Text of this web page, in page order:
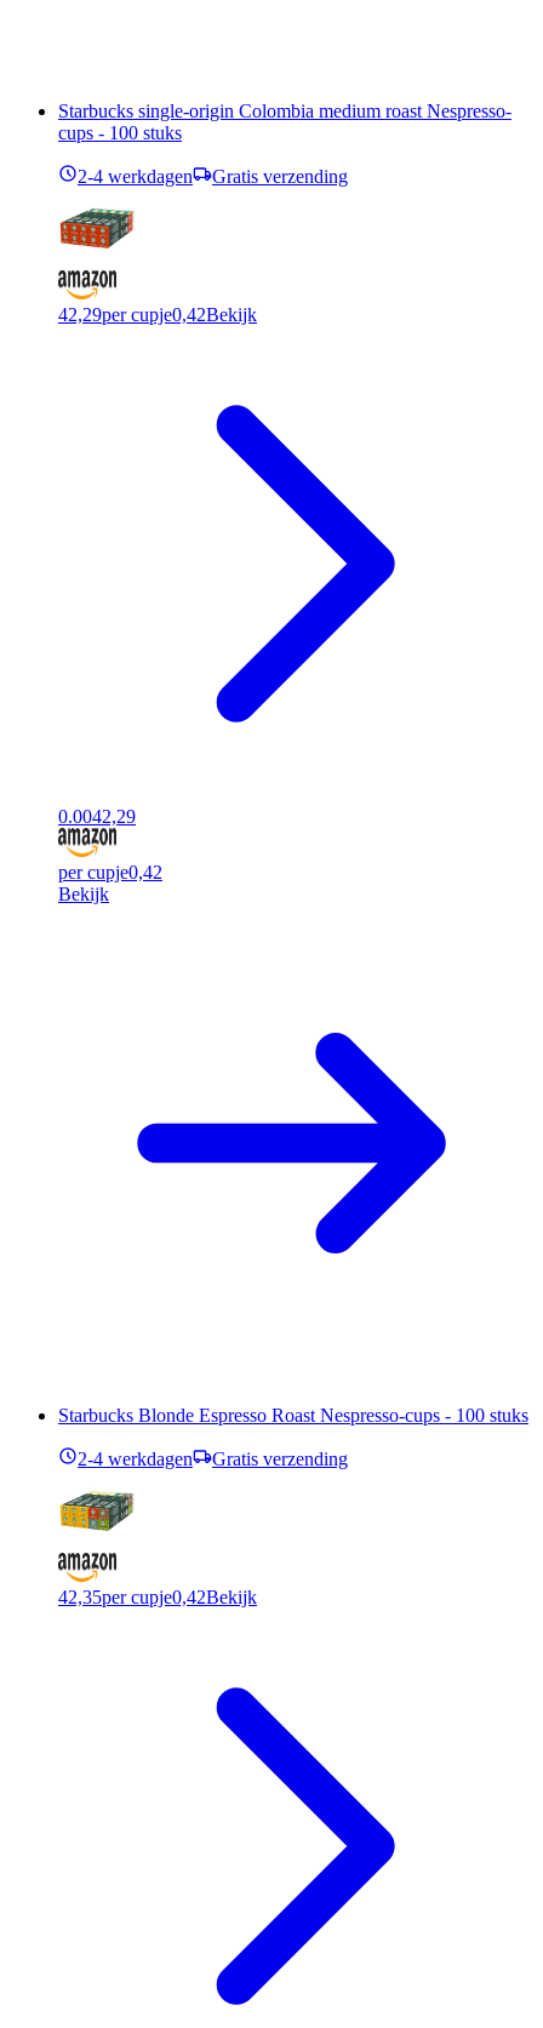
Starbucks single-origin Colombia medium roast Nespresso-
cups - 100 stuks
2-4 werkdagen Gratis verzending
42,29per cupje0,42Bekijk
0.0042,29
per cupje0,42
Bekijk
Starbucks Blonde Espresso Roast Nespresso-cups - 100 stuks
2-4 werkdagen Gratis verzending
42,35per cupje0,42Bekijk